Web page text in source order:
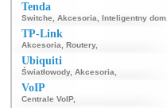
Tenda
Switche Akcesoria Inteligentny dom
TP-Link
Akcesoria Routery,
Ubiquiti
Światłowody, Akcesoria
VoIP
Centrale VoIP,